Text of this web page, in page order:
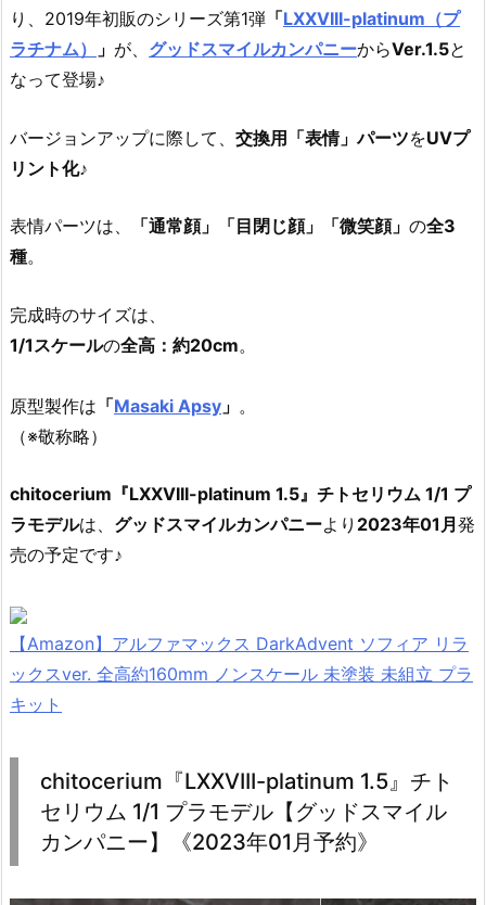
り、2019年初販のシリーズ第1弾 「LXXVIII-platinum（プ
ラチナム）
」 が、 グッドスマイルカンパニーからVer.1.5と
なって登場♪
バージョンアップに際して、 交換用「表情」パーツをUVプ
リント化♪
表情パーツは、 「通常顔」「目閉じ顔」「微笑顔」 の全3
種。
完成時のサイズは、
1/1スケールの全高：約20cm。
原型製作は 「Masaki Apsy 」 。
（※敬称略）
chitocerium『LXXVIII-platinum 1.5』チトセリウム 1/1 プ
ラモデルは、 グッドスマイルカンパニーより 2023年01月 発
売の予定です♪
【Amazon】アルファマックス DarkAdvent ソフィア リラ
ックスver. 全高約160mm ノンスケール 未塗装 未組立 プラ
キット
chitocerium『LXXVIII-platinum 1.5』チト
セリウム 1/1 プラモデル【グッドスマイル
カンパニー】《2023年01月予約》